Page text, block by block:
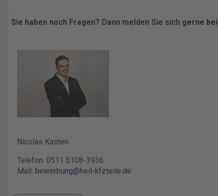
Sie haben noch Fragen? Dann melden Sie sich gerne
Nicolas Kasten
Telefon: 0511 5108-3936
Mail: bewerbung@heil-kfzteile.de